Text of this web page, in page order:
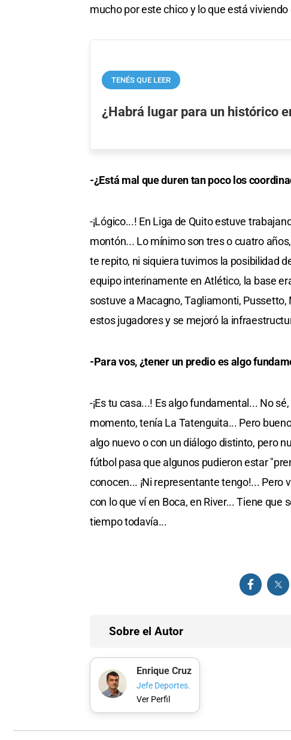
mucho por este chico y lo que está viviendo
TENÉS QUE LEER
¿Habrá lugar para un histórico
-¿Está mal que duren tan poco los
-¡Lógico...! En Liga de Quito estuve
montón... Lo mínimo son tres o cuatro
te repito, ni siquiera tuvimos la posibilidad
equipo interinamente en Atlético, la base
sostuve a Macagno, Tagliamonti,
estos jugadores y se mejoró la
-Para vos, ¿tener un predio es algo
-¡Es tu casa...! Es algo fundamental... No
momento, tenía La Tatenguita... Pero
algo nuevo o con un diálogo distinto, pero
fútbol pasa que algunos pudieron estar
conocen... ¡Ni representante tengo!...
con lo que ví en Boca, en River... Tiene que
tiempo todavía...
Sobre el Autor
Enrique Cruz
Jefe Deportes.
Ver Perfil